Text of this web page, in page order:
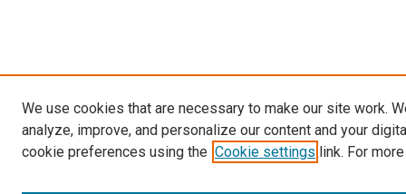
We use cookies that are necessary to make our site work.
analyze, improve, and personalize our content and your
cookie preferences using the Cookie settings link. For